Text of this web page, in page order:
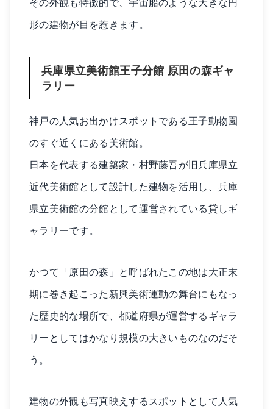
形の建物が目を惹きます。
兵庫県立美術館王子分館 原田の森ギャ
ラリー
神戸の人気お出かけスポットである王子動物園
のすぐ近くにある美術館。
日本を代表する建築家・村野藤吾が旧兵庫県立
近代美術館として設計した建物を活用し、兵庫
県立美術館の分館として運営されている貸しギ
ャラリーです。
かつて「原田の森」と呼ばれたこの地は大正末
期に巻き起こった新興美術運動の舞台にもなっ
た歴史的な場所で、都道府県が運営するギャラ
リーとしてはかなり規模の大きいものなのだそ
う。
建物の外観も写真映えするスポットとして人気